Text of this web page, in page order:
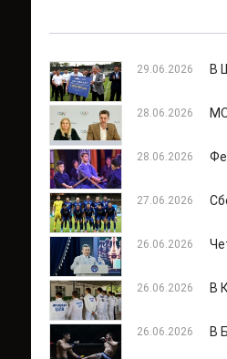
29.06.2026 В
28.06.2026
28.06.2026
27.06.2026
26.06.2026
26.06.2026 В
26.06.2026 В